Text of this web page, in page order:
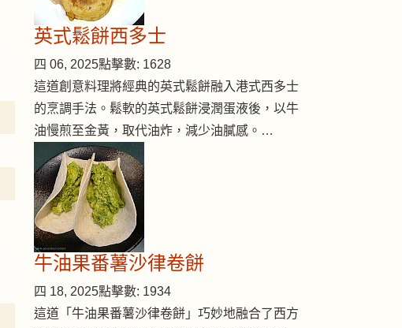
英式鬆餅西多士
四 06, 2025點擊數: 1628
這道創意料理將經典的英式鬆餅融入港式西多士
的烹調手法。鬆軟的英式鬆餅浸潤蛋液後，以牛
油慢煎至金黃，取代油炸，減少油膩感。…
牛油果番薯沙律卷餅
四 18, 2025點擊數: 1934
這道「牛油果番薯沙律卷餅」巧妙地融合了西方